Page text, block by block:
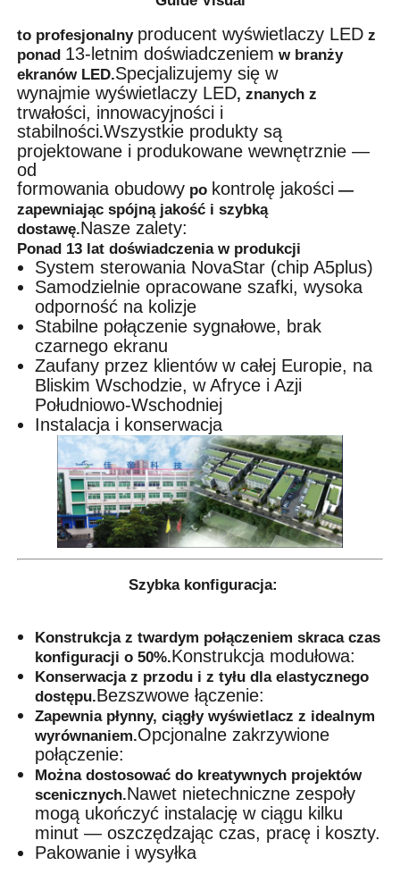
to profesjonalny producent wyświetlaczy LED z
ponad 13-letnim doświadczeniem w branży
ekranów LED.Specjalizujemy się w
wynajmie wyświetlaczy LED, znanych z
trwałości, innowacyjności i
stabilności.Wszystkie produkty są
projektowane i produkowane wewnętrznie —
od
formowania obudowy po kontrolę jakości —
zapewniając spójną jakość i szybką
dostawę.Nasze zalety:
Ponad 13 lat doświadczenia w produkcji
System sterowania NovaStar (chip A5plus)
Samodzielnie opracowane szafki, wysoka
odporność na kolizje
Stabilne połączenie sygnałowe, brak
czarnego ekranu
Zaufany przez klientów w całej Europie, na
Bliskim Wschodzie, w Afryce i Azji
Południowo-Wschodniej
Instalacja i konserwacja
Szybka konfiguracja:
Konstrukcja z twardym połączeniem skraca czas
konfiguracji o 50%.Konstrukcja modułowa:
Konserwacja z przodu i z tyłu dla elastycznego
dostępu.Bezszwowe łączenie:
Zapewnia płynny, ciągły wyświetlacz z idealnym
wyrównaniem.Opcjonalne zakrzywione
połączenie:
Można dostosować do kreatywnych projektów
scenicznych.Nawet nietechniczne zespoły
mogą ukończyć instalację w ciągu kilku
minut — oszczędzając czas, pracę i koszty.
Pakowanie i wysyłka